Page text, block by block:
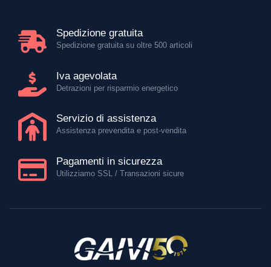
Spedizione gratuita
Spedizione gratuita su oltre 500 articoli
Iva agevolata
Detrazioni per risparmio energetico
Servizio di assistenza
Assistenza prevendita e post-vendita
Pagamenti in sicurezza
Utilizziamo SSL / Transazioni sicure